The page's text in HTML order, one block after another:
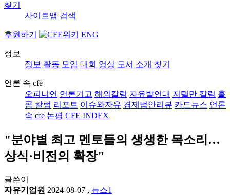
찾기
사이트맵 검색
후원하기 ENG
정보
정보 활동 모임 대회 영상 도서 소개 찾기
언론 속 cfe
오피니언 언론기고 해외칼럼 자유발언대 지텔만 칼럼 홀
콤 칼럼 리포트 이슈와자유 경제법안리뷰 카드뉴스 언론
속 cfe 논평 CFE INDEX
"분야별 최고 멘토들의 생생한 목소리…
상식·비전의 확장"
글쓴이
자유기업원 2024-08-07 , 뉴스1